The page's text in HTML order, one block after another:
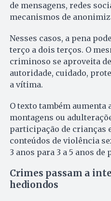
de mensagens, redes
mecanismos de
Nesses casos, a pena
terço a dois terços. O
criminoso se aproveita
autoridade, cuidado,
a vítima.
O texto também aumenta
montagens ou
participação de crianças
conteúdos de violência
3 anos para 3 a 5 anos de
Crimes passam a
hediondos